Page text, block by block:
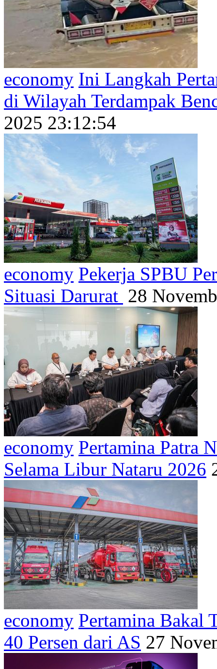
economy Ini Langkah
di Wilayah Terdampak
2025 23:12:54
economy Pekerja SPBU
Situasi Darurat 28
economy Pertamina Patra
Selama Libur Nataru 2026
economy Pertamina Bakal
40 Persen dari AS 27